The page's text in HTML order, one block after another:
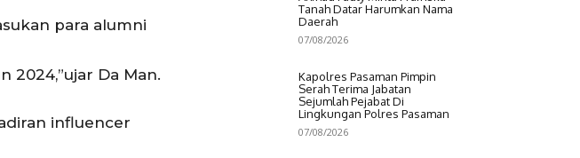
para alumni
2024,”ujar Da Man.
influencer
Tanah Datar Harumkan Nama
Daerah
07/08/2026
Kapolres Pasaman Pimpin
Serah Terima Jabatan
Sejumlah Pejabat Di
Lingkungan Polres Pasaman
07/08/2026